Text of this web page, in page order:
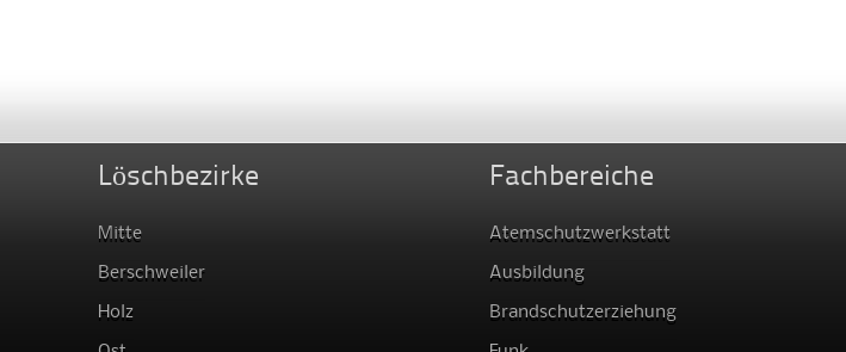
Löschbezirke
Mitte
Berschweiler
Holz
Fachbereiche
Atemschutzwerkstatt
Ausbildung
Brandschutzerziehung